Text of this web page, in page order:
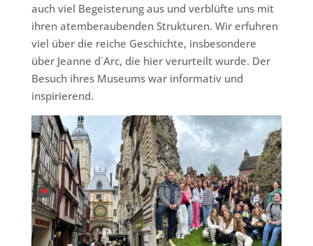
auch viel Begeisterung aus und verblüfte uns mit
ihren atemberaubenden Strukturen. Wir erfuhren
viel über die reiche Geschichte, insbesondere
über Jeanne d´Arc, die hier verurteilt wurde. Der
Besuch ihres Museums war informativ und
inspirierend.